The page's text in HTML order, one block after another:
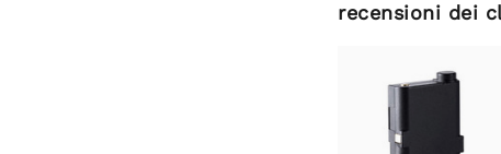
recensioni dei